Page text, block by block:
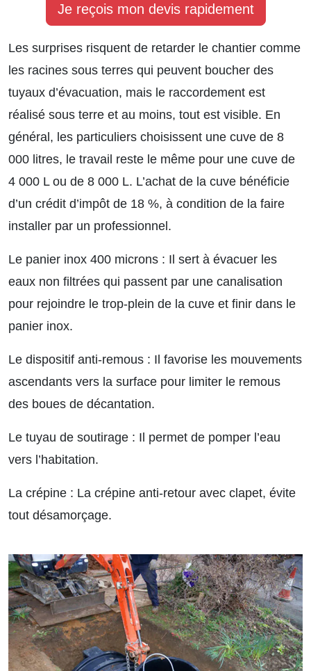
Je reçois mon devis rapidement
Les surprises risquent de retarder le chantier comme
les racines sous terres qui peuvent boucher des
tuyaux d’évacuation, mais le raccordement est
réalisé sous terre et au moins, tout est visible. En
général, les particuliers choisissent une cuve de 8
000 litres, le travail reste le même pour une cuve de
4 000 L ou de 8 000 L. L’achat de la cuve bénéficie
d’un crédit d’impôt de 18 %, à condition de la faire
installer par un professionnel.
Le panier inox 400 microns : Il sert à évacuer les
eaux non filtrées qui passent par une canalisation
pour rejoindre le trop-plein de la cuve et finir dans le
panier inox.
Le dispositif anti-remous : Il favorise les mouvements
ascendants vers la surface pour limiter le remous
des boues de décantation.
Le tuyau de soutirage : Il permet de pomper l’eau
vers l’habitation.
La crépine : La crépine anti-retour avec clapet, évite
tout désamorçage.